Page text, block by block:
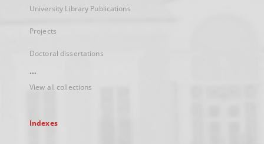
University Library Publications
Projects
Doctoral dissertations
...
View all collections
Indexes